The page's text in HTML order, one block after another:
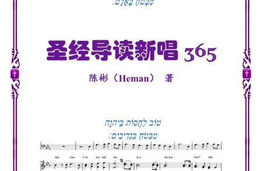
宣教事工
神学研究